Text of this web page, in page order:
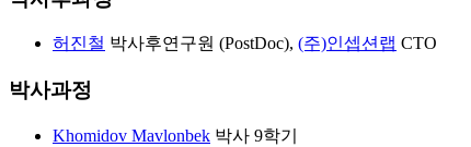
허진철 박사후연구원 (PostDoc), (주)인셉션랩 CTO
박사과정
Khomidov Mavlonbek 박사 9학기